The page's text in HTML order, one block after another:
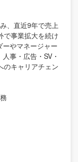
、直近9年で売上
で事業拡大を続け
やマネージャー
事・広告・SV・
のキャリアチェン